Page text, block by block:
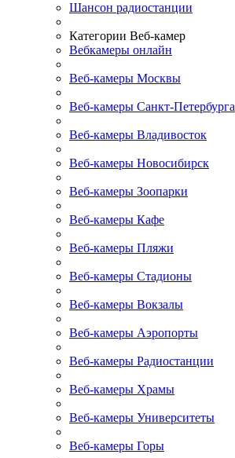
Шансон радиостанции
Категории Веб-камер
Вебкамеры онлайн
Веб-камеры Москвы
Веб-камеры Санкт-Петербурга
Веб-камеры Владивосток
Веб-камеры Новосибирск
Веб-камеры Зоопарки
Веб-камеры Кафе
Веб-камеры Пляжи
Веб-камеры Стадионы
Веб-камеры Вокзалы
Веб-камеры Аэропорты
Веб-камеры Радиостанции
Веб-камеры Храмы
Веб-камеры Университеты
Веб-камеры Горы